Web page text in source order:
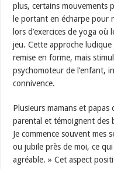
plus, certains mouvements
le portant en écharpe pour
lors d’exercices de yoga
jeu. Cette approche
remise en forme, mais
psychomoteur de l’enfant,
connivence.
Plusieurs mamans et
parental et témoignent des
Je commence souvent mes
ou jubile près de moi, ce
agréable. » Cet aspect